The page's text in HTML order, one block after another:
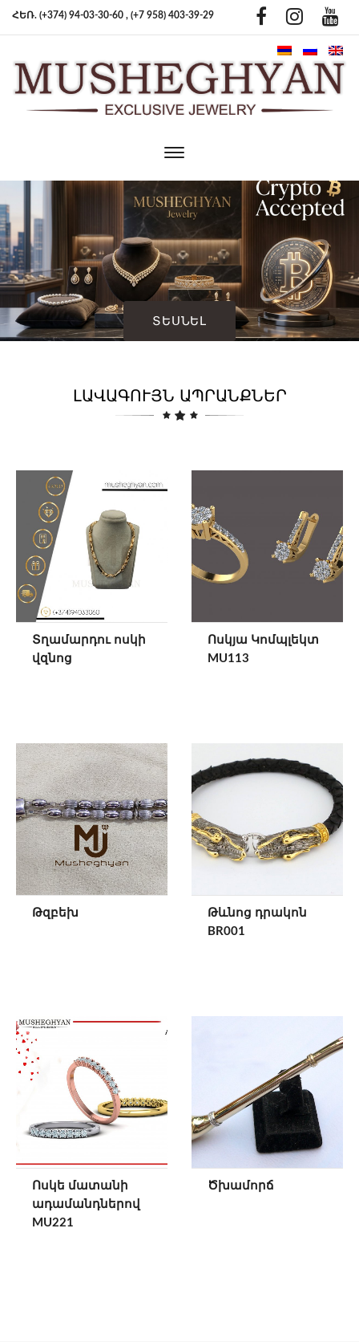
ՀԵՌ. (+374) 94-03-30-60 , (+7 958) 403-39-29
Toggle
navigation
ՏԵՍՆԵԼ
ԼԱՎԱԳՈՒՅՆ ԱՊՐԱՆՔՆԵՐ
Տղամարդու ոսկի
վզնոց
Ոսկյա Կոմպլեկտ
MU113
Թզբեխ
Թևնոց դրակոն
BR001
Ոսկե մատանի
ադամանդներով
MU221
Ծխամորճ